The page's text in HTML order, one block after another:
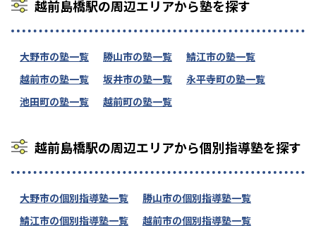
越前島橋駅の周辺エリアから塾を探す
大野市の塾一覧 勝山市の塾一覧
鯖江市の塾一覧
越前市の塾一覧
坂井市の塾一覧
永平寺町の塾一覧
池田町の塾一覧
越前町の塾一覧
越前島橋駅の周辺エリアから個別指導塾を探す
大野市の個別指導塾一覧
勝山市の個別指導塾一覧
鯖江市の個別指導塾一覧
越前市の個別指導塾一覧